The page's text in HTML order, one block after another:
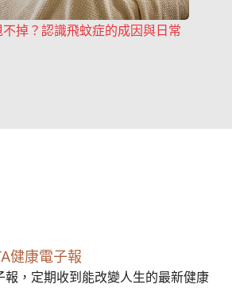
掉？認識飛蚊症的成因與日常
健康電子報
報，定期收到能改變人生的最新健康